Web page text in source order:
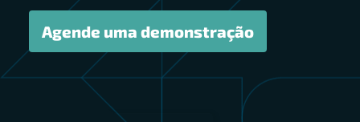
Agende uma demonstração